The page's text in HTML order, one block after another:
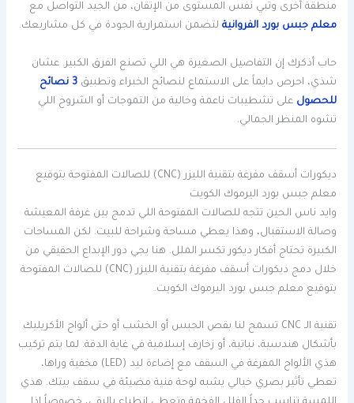
منطقة أخرى وتبي نفس المستوى من الإتقان، من الجيد التواصل مع
معلم جبس بورد الفروانية لتضمن استمرارية الجودة في كل مشاريعك.
حاب أذكرك إن التفاصيل الصغيرة هي اللي تصنع الفرق الكبير. عشان
شذي، احرص دايماً على الاستماع لنصائح الخبراء وتطبيق
3 نصائح
للحصول على تشطيبات ناعمة وخالية من التموجات أو الشروخ اللي
تشوه المنظر الجمالي.
ديكورات أسقف مفرغة بتقنية الليزر (CNC) للصالات المفتوحة بتوقيع
معلم جبس بورد اليرموك الكويت
وايد ناس الحين تتجه للصالات المفتوحة اللي تدمج بين غرفة المعيشة
وصالة الاستقبال، وهذا يعطي مساحة وشراحة للبيت. لكن المساحات
الكبيرة تحتاج أفكار ديكور تكسر الملل. هنا يجي دور الإبداع الحقيقي من
خلال دمج ديكورات أسقف مفرغة بتقنية الليزر (CNC) للصالات المفتوحة
بتوقيع معلم جبس بورد اليرموك الكويت.
تقنية الـ CNC تسمح لنا بقص الجبس أو الخشب أو حتى ألواح الأكريليك
بأشكال هندسية، نباتية، أو زخارف إسلامية في غاية الدقة. لما يتم تركيب
هذي الألواح المفرغة في السقف مع إضاءة ليد (LED) مخفية وراها،
تعطي تأثير بصري خيالي يشبه لوحة فنية مضيئة في سقف بيتك. هذي